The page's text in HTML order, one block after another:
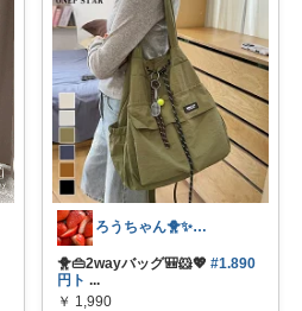
ろうちゃん🐥✨フォロワー様から購入💖
🐥👜2wayバッグ🎒🐹💖 #1.890
円ト ...
￥ 1,990